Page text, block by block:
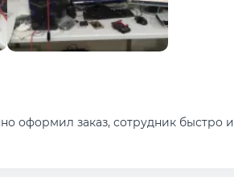
оформил заказ, сотрудник быстро